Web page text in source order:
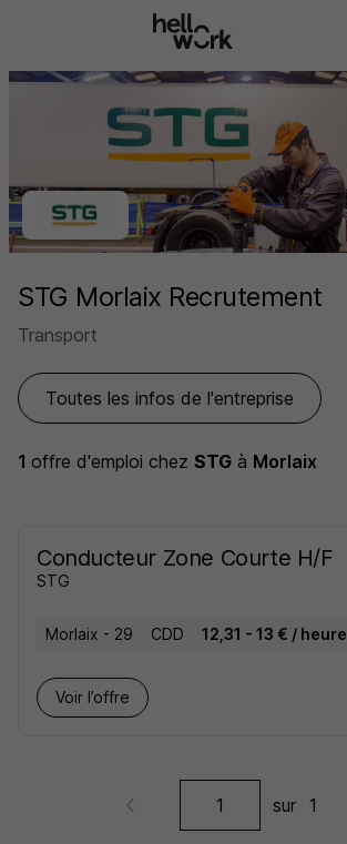
STG Morlaix Recrutement
Transport
Toutes les infos de l'entreprise
1 offre d'emploi chez STG à Morlaix
Conducteur Zone Courte H/F
STG
Morlaix - 29 CDD 12,31 - 13 € / heure
Voir l’offre
sur 1